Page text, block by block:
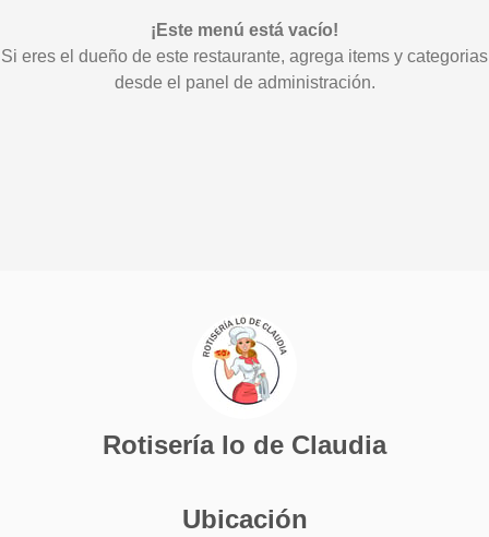
¡Este menú está vacío!
Si eres el dueño de este restaurante, agrega items y categorias
desde el panel de administración.
Rotisería lo de Claudia
Ubicación